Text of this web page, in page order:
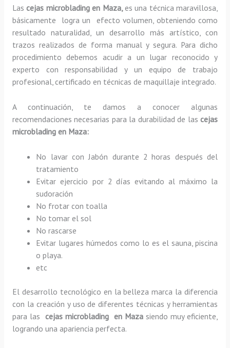
Lascejas microblading en Maza, es una técnica maravillosa,
básicamente
logra un efecto volumen, obteniendo como
resultado naturalidad, un desarrollo más artístico, con
trazos realizados de forma manual y segura. Para dicho
procedimiento debemos acudir a un lugar reconocido y
experto con responsabilidad y un equipo de trabajo
profesional, certificado en técnicas de maquillaje integrado.
A continuación, te damos a conocer algunas
recomendaciones necesarias para la durabilidad de lascejas
microblading en Maza:
No lavar con Jabón durante 2 horas después del
tratamiento
Evitar ejercicio por 2 días evitando al máximo la
sudoración
No frotar con toalla
No tomar el sol
No rascarse
Evitar lugares húmedos como lo es el sauna, piscina
o playa.
etc
El desarrollo tecnológico en la belleza marca la diferencia
con la creación y uso de diferentes técnicas y herramientas
para las cejas microblading en Maza siendo muy eficiente,
logrando una apariencia perfecta.